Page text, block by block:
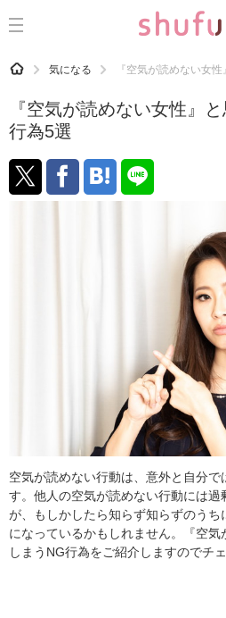
CATEGORY 記事カテゴリ
運気
洗濯
生活の知恵
HOME 気になる 『空気が読めない女
『空気が読めない女性』
行為5選
空気が読めない行動は、意外と自分で
す。他人の空気が読めない行動には
が、もしかしたら知らず知らずのう
になっているかもしれません。『空
しまうNG行為をご紹介しますのでチ